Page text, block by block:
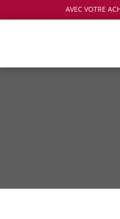
AVEC VOTRE